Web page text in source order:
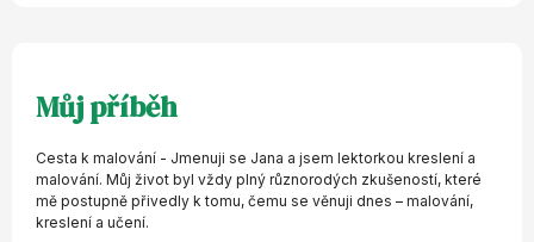
Můj příběh
Cesta k malování - Jmenuji se Jana a jsem lektorkou kreslení a
malování. Můj život byl vždy plný různorodých zkušeností, které
mě postupně přivedly k tomu, čemu se věnuji dnes – malování,
kreslení a učení.